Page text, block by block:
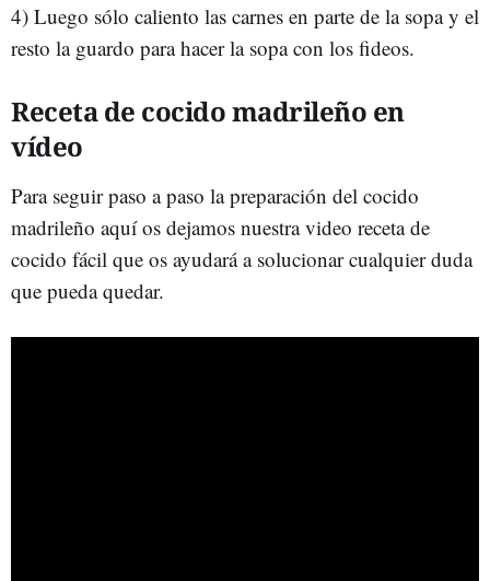
4) Luego sólo caliento las carnes en parte de la sopa y el
resto la guardo para hacer la sopa con los fideos.
Receta de cocido madrileño en
vídeo
Para seguir paso a paso la preparación del cocido
madrileño aquí os dejamos nuestra video receta de
cocido fácil que os ayudará a solucionar cualquier duda
que pueda quedar.